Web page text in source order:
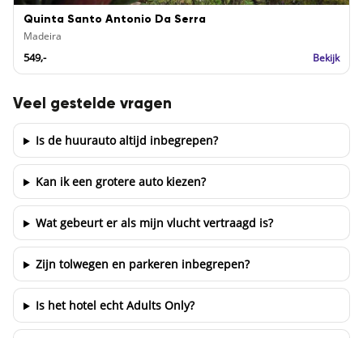
Quinta Santo Antonio Da Serra
Madeira
549,- Bekijk
Veel gestelde vragen
Is de huurauto altijd inbegrepen?
Kan ik een grotere auto kiezen?
Wat gebeurt er als mijn vlucht vertraagd is?
Zijn tolwegen en parkeren inbegrepen?
Is het hotel echt Adults Only?